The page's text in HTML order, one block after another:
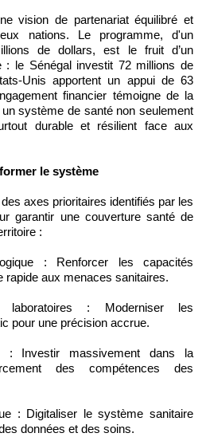
vision de partenariat équilibré et
nations. Le programme, d'un
de dollars, est le fruit d’un
: le Sénégal investit 72 millions de
Unis apportent un appui de 63
financier témoigne de la
système de santé non seulement
durable et résilient face aux
le système
axes prioritaires identifiés par les
garantir une couverture santé de
:
: Renforcer les capacités
rapide aux menaces sanitaires.
laboratoires : Moderniser les
pour une précision accrue.
: Investir massivement dans la
des compétences des
: Digitaliser le système sanitaire
données et des soins.